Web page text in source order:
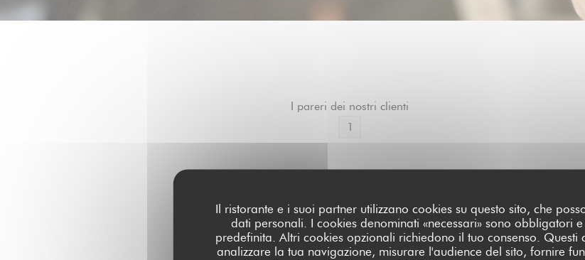
Il ristorante e i suoi partner utilizzano cookies su questo sito, che
dati personali. I cookies denominati «necessari» sono obbligatori
predefinita. Altri cookies opzionali richiedono il tuo consenso. Questi
analizzare la tua navigazione, misurare l'audience del sito, fornire
I pareri dei nostri clienti
1